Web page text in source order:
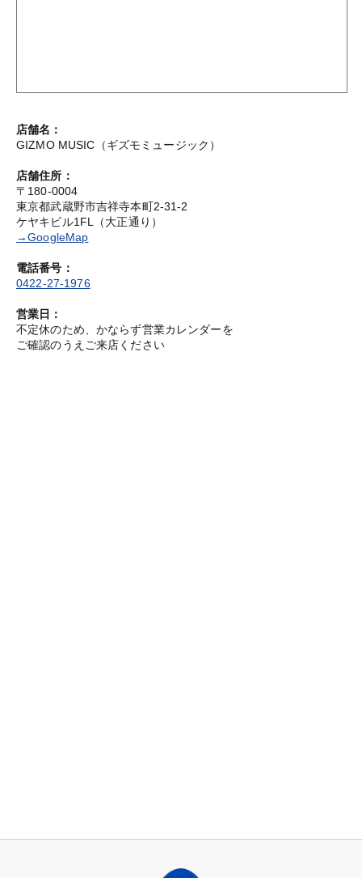
店舗名：
GIZMO MUSIC（ギズモミュージック）
店舗住所：
〒180-0004
東京都武蔵野市吉祥寺本町2-31-2
ケヤキビル1FL（大正通り）
→GoogleMap
電話番号：
0422-27-1976
営業日：
不定休のため、かならず営業カレンダーを
ご確認のうえご来店ください